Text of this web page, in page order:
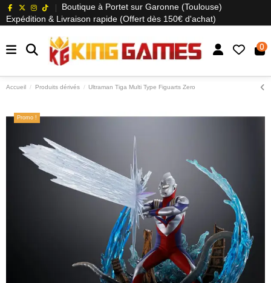
Boutique à Portet sur Garonne (Toulouse)
Expédition & Livraison rapide (Offert dès 150€ d'achat)
0
Accueil Produits dérivés Ultraman Tiga Multi Type Figuarts Zero
Promo !